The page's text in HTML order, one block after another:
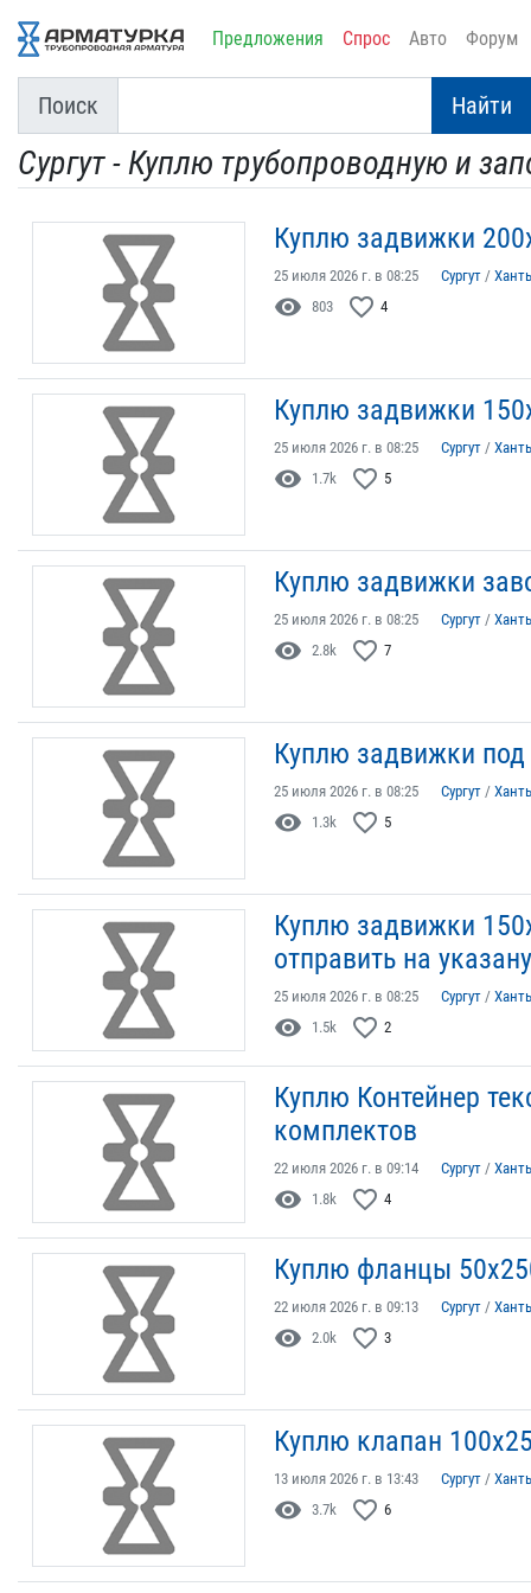
Предложения Спрос Авто Форум
Поиск Найти
Сургут - Куплю трубопроводную и
Куплю задвижки
25 июля 2026 г. в 08:25 Сургут /
visibility 803 favorite_border 4
Куплю задвижки
25 июля 2026 г. в 08:25 Сургут /
visibility 1.7k favorite_border 5
Куплю задвижки
25 июля 2026 г. в 08:25 Сургут /
visibility 2.8k favorite_border 7
Куплю задвижки под
25 июля 2026 г. в 08:25 Сургут /
visibility 1.3k favorite_border 5
Куплю задвижки
отправить на
25 июля 2026 г. в 08:25 Сургут /
visibility 1.5k favorite_border 2
Куплю Контейнер
комплектов
22 июля 2026 г. в 09:14 Сургут /
visibility 1.8k favorite_border 4
Куплю фланцы
22 июля 2026 г. в 09:13 Сургут /
visibility 2.0k favorite_border 3
Куплю клапан
13 июля 2026 г. в 13:43 Сургут /
visibility 3.7k favorite_border 6